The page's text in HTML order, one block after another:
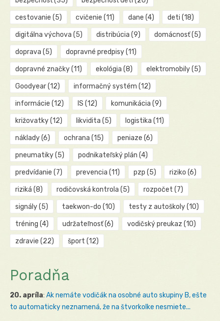
cestovanie (5) cvičenie (11) dane (4) deti (18)
digitálna výchova (5) distribúcia (9) domácnosť(5)
doprava (5) dopravné predpisy(11)
dopravné značky(11) ekológia (8) elektromobily(5)
Goodyear(12) informačný systém (12)
informácie (12) IS (12) komunikácia (9)
križovatky(12) likvidita (5) logistika (11)
náklady(6) ochrana (15) peniaze (6)
pneumatiky(5) podnikateľský plán (4)
predvídanie (7) prevencia (11) pzp (5) riziko (6)
riziká (8) rodičovská kontrola (5) rozpočet (7)
signály(5) taekwon-do (10) testy z autoškoly(10)
tréning (4) udržateľnosť(6) vodičský preukaz (10)
zdravie (22) šport (12)
Poradňa
20. apríla: Ak nemáte vodičák na osobné auto skupiny B, ešte
to automaticky neznamená, že na štvorkolke nesmiete...